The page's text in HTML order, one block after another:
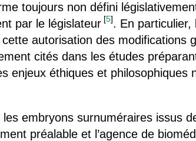
toujours non défini
par le législateur [5]. En particulier,
autorisation des modifications
cités dans les études
enjeux éthiques et philosophiques
embryons surnuméraires issus
préalable et l’agence de